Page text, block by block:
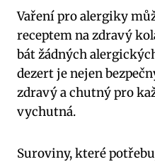
Vaření pro alergiky
receptem na zdravý
bát žádných
dezert je nejen
zdravý a chutný pro
vychutná.
Suroviny, které